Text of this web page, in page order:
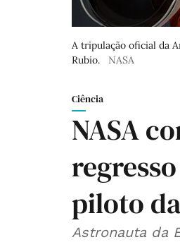
A tripulação oficial da
Rubio.
NASA
Ciência
NASA
piloto
Astronauta da